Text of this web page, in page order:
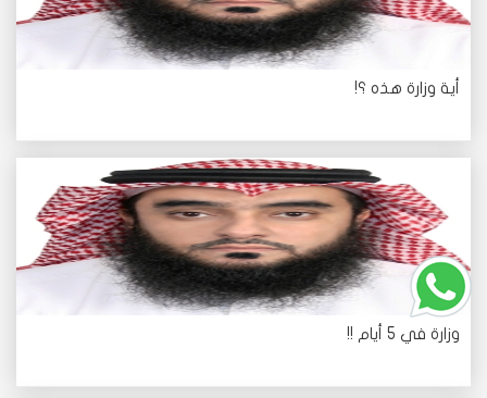
أية وزارة هذه ؟!
وزارة في 5 أيام !!